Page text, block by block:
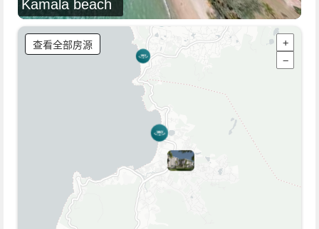
Kamala beach
查看全部房源
+
−